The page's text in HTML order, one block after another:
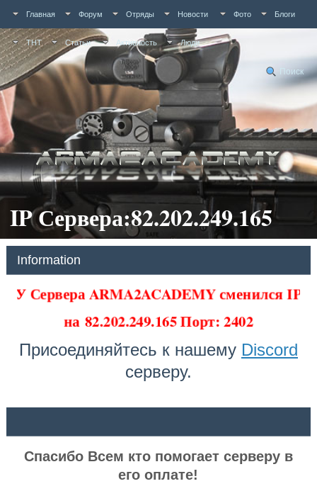
Главная Форум Отряды Новости Фото Блоги
ТНТ Статьи Активность Люди
Поиск
IP Сервера:82.202.249.165
Information
У Сервера ARMA2ACADEMY сменился IP
на 82.202.249.165 Порт: 2402
Присоединяйтесь к нашему Discord
серверу.
Спасибо Всем кто помогает серверу в
его оплате!